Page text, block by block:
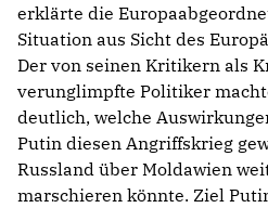
erklärte die
Situation aus Sicht des
Der von seinen Kritikern als
verunglimpfte Politiker
deutlich, welche
Putin diesen Angriffskrieg
Russland über Moldawien
marschieren könnte. Ziel